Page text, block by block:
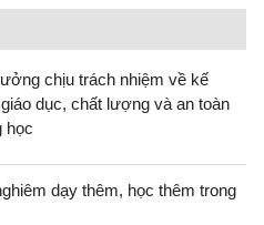
chịu trách nhiệm về kế
dục, chất lượng và an toàn
học
dạy thêm, học thêm trong